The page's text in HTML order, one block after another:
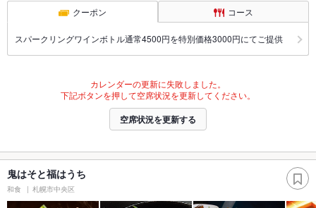
クーポン コース
スパークリングワインボトル通常4500円を特別価格3000円にてご提供
カレンダーの更新に失敗しました。
下記ボタンを押して空席状況を更新してください。
空席状況を更新する
鬼はそと福はうち
和食 札幌市中央区